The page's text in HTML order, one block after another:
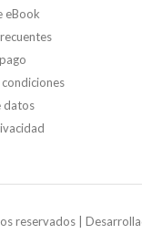
eBook
datos
reservados |